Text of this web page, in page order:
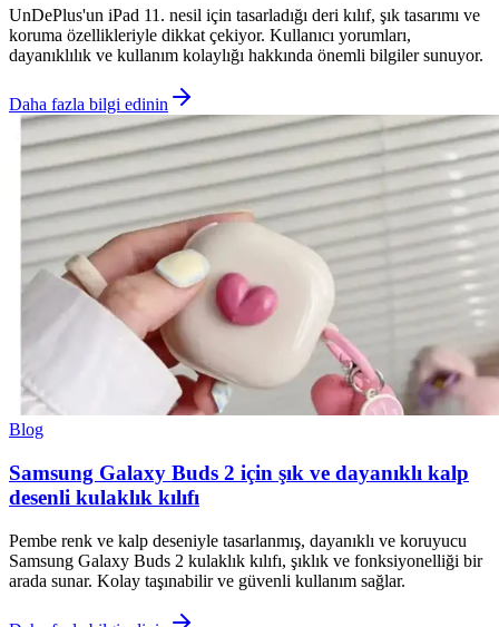
UnDePlus'un iPad 11. nesil için tasarladığı deri kılıf, şık tasarımı ve
koruma özellikleriyle dikkat çekiyor. Kullanıcı yorumları,
dayanıklılık ve kullanım kolaylığı hakkında önemli bilgiler sunuyor.
Daha fazla bilgi edinin
Blog
Samsung Galaxy Buds 2 için şık ve dayanıklı kalp
desenli kulaklık kılıfı
Pembe renk ve kalp deseniyle tasarlanmış, dayanıklı ve koruyucu
Samsung Galaxy Buds 2 kulaklık kılıfı, şıklık ve fonksiyonelliği bir
arada sunar. Kolay taşınabilir ve güvenli kullanım sağlar.